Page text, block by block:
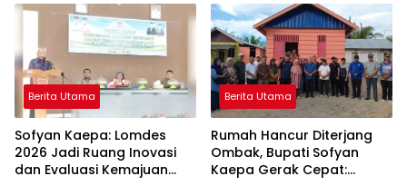
Kompak Ambil Rapor Anak
Berita Utama
Sofyan Kaepa: Lomdes
2026 Jadi Ruang Inovasi
dan Evaluasi Kemajuan
Berita Utama
Rumah Hancur Diterjang
Ombak, Bupati Sofyan
Kaepa Gerak Cepat: